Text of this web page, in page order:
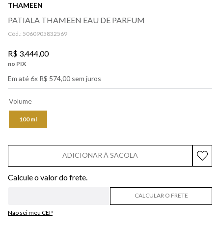
THAMEEN
PATIALA THAMEEN EAU DE PARFUM
Cód.: 5060905832569
R$ 3.444,00
no PIX
Em até6x R$ 574,00 sem juros
Volume
100 ml
ADICIONAR À SACOLA
Não sei meu CEP
CALCULAR O FRETE